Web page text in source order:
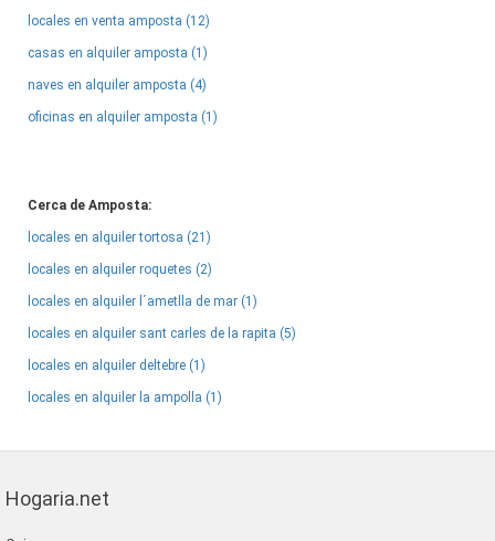
locales en venta amposta (12)
casas en alquiler amposta (1)
naves en alquiler amposta (4)
oficinas en alquiler amposta (1)
Cerca de Amposta:
locales en alquiler tortosa (21)
locales en alquiler roquetes (2)
locales en alquiler l´ametlla de mar (1)
locales en alquiler sant carles de la rapita (5)
locales en alquiler deltebre (1)
locales en alquiler la ampolla (1)
Hogaria.net